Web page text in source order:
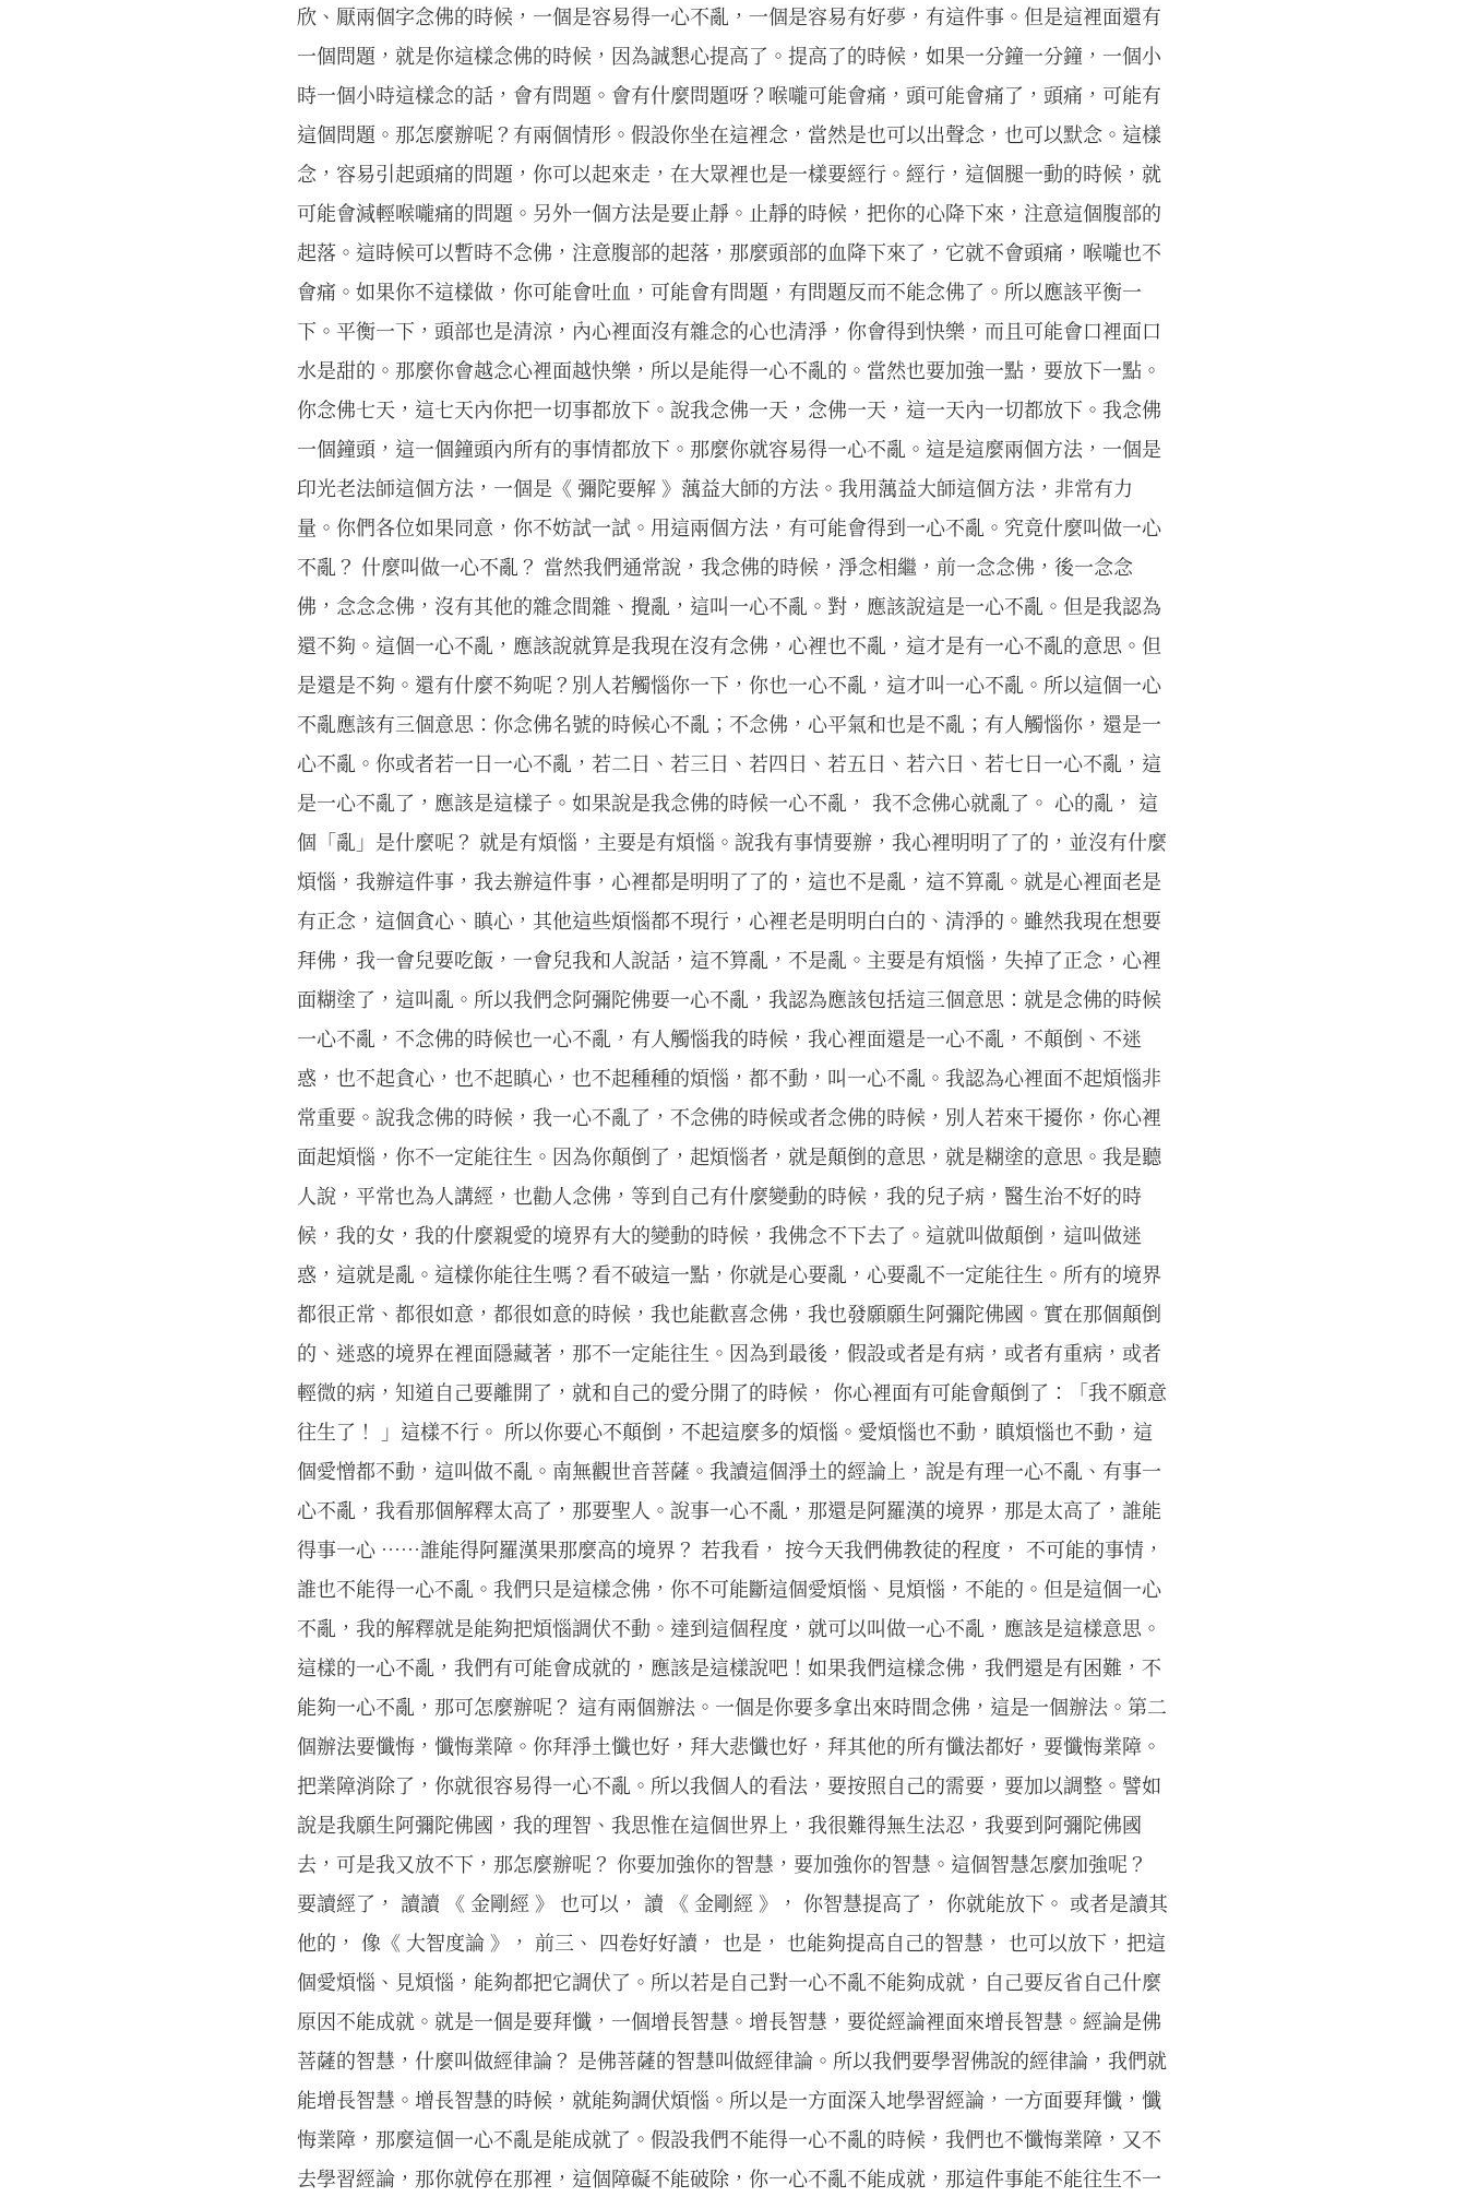
欣、厭兩個字念佛的時候，一個是容易得一心不亂，一個是容易有好夢，有這件事。但是這裡面還有
一個問題，就是你這樣念佛的時候，因為誠懇心提高了。提高了的時候，如果一分鐘一分鐘，一個小
時一個小時這樣念的話，會有問題。會有什麼問題呀？喉嚨可能會痛，頭可能會痛了，頭痛，可能有
這個問題。那怎麼辦呢？有兩個情形。假設你坐在這裡念，當然是也可以出聲念，也可以默念。這樣
念，容易引起頭痛的問題，你可以起來走，在大眾裡也是一樣要經行。經行，這個腿一動的時候，就
可能會減輕喉嚨痛的問題。另外一個方法是要止靜。止靜的時候，把你的心降下來，注意這個腹部的
起落。這時候可以暫時不念佛，注意腹部的起落，那麼頭部的血降下來了，它就不會頭痛，喉嚨也不
會痛。如果你不這樣做，你可能會吐血，可能會有問題，有問題反而不能念佛了。所以應該平衡一
下。平衡一下，頭部也是清涼，內心裡面沒有雜念的心也清淨，你會得到快樂，而且可能會口裡面口
水是甜的。那麼你會越念心裡面越快樂，所以是能得一心不亂的。當然也要加強一點，要放下一點。
你念佛七天，這七天內你把一切事都放下。說我念佛一天，念佛一天，這一天內一切都放下。我念佛
一個鐘頭，這一個鐘頭內所有的事情都放下。那麼你就容易得一心不亂。這是這麼兩個方法，一個是
印光老法師這個方法，一個是《 彌陀要解 》蕅益大師的方法。我用蕅益大師這個方法，非常有力
量。你們各位如果同意，你不妨試一試。用這兩個方法，有可能會得到一心不亂。究竟什麼叫做一心
不亂？ 什麼叫做一心不亂？ 當然我們通常說，我念佛的時候，淨念相繼，前一念念佛，後一念念
佛，念念念佛，沒有其他的雜念間雜、攪亂，這叫一心不亂。對，應該說這是一心不亂。但是我認為
還不夠。這個一心不亂，應該說就算是我現在沒有念佛，心裡也不亂，這才是有一心不亂的意思。但
是還是不夠。還有什麼不夠呢？別人若觸惱你一下，你也一心不亂，這才叫一心不亂。所以這個一心
不亂應該有三個意思：你念佛名號的時候心不亂；不念佛，心平氣和也是不亂；有人觸惱你，還是一
心不亂。你或者若一日一心不亂，若二日、若三日、若四日、若五日、若六日、若七日一心不亂，這
是一心不亂了，應該是這樣子。如果說是我念佛的時候一心不亂， 我不念佛心就亂了。 心的亂， 這
個「亂」是什麼呢？ 就是有煩惱，主要是有煩惱。說我有事情要辦，我心裡明明了了的，並沒有什麼
煩惱，我辦這件事，我去辦這件事，心裡都是明明了了的，這也不是亂，這不算亂。就是心裡面老是
有正念，這個貪心、瞋心，其他這些煩惱都不現行，心裡老是明明白白的、清淨的。雖然我現在想要
拜佛，我一會兒要吃飯，一會兒我和人說話，這不算亂，不是亂。主要是有煩惱，失掉了正念，心裡
面糊塗了，這叫亂。所以我們念阿彌陀佛要一心不亂，我認為應該包括這三個意思：就是念佛的時候
一心不亂，不念佛的時候也一心不亂，有人觸惱我的時候，我心裡面還是一心不亂，不顛倒、不迷
惑，也不起貪心，也不起瞋心，也不起種種的煩惱，都不動，叫一心不亂。我認為心裡面不起煩惱非
常重要。說我念佛的時候，我一心不亂了，不念佛的時候或者念佛的時候，別人若來干擾你，你心裡
面起煩惱，你不一定能往生。因為你顛倒了，起煩惱者，就是顛倒的意思，就是糊塗的意思。我是聽
人說，平常也為人講經，也勸人念佛，等到自己有什麼變動的時候，我的兒子病，醫生治不好的時
候，我的女，我的什麼親愛的境界有大的變動的時候，我佛念不下去了。這就叫做顛倒，這叫做迷
惑，這就是亂。這樣你能往生嗎？看不破這一點，你就是心要亂，心要亂不一定能往生。所有的境界
都很正常、都很如意，都很如意的時候，我也能歡喜念佛，我也發願願生阿彌陀佛國。實在那個顛倒
的、迷惑的境界在裡面隱藏著，那不一定能往生。因為到最後，假設或者是有病，或者有重病，或者
輕微的病，知道自己要離開了，就和自己的愛分開了的時候， 你心裡面有可能會顛倒了：「我不願意
往生了！ 」這樣不行。 所以你要心不顛倒，不起這麼多的煩惱。愛煩惱也不動，瞋煩惱也不動，這
個愛憎都不動，這叫做不亂。南無觀世音菩薩。我讀這個淨土的經論上，說是有理一心不亂、有事一
心不亂，我看那個解釋太高了，那要聖人。說事一心不亂，那還是阿羅漢的境界，那是太高了，誰能
得事一心 ⋯⋯誰能得阿羅漢果那麼高的境界？ 若我看， 按今天我們佛教徒的程度， 不可能的事情，
誰也不能得一心不亂。我們只是這樣念佛，你不可能斷這個愛煩惱、見煩惱，不能的。但是這個一心
不亂，我的解釋就是能夠把煩惱調伏不動。達到這個程度，就可以叫做一心不亂，應該是這樣意思。
這樣的一心不亂，我們有可能會成就的，應該是這樣說吧！如果我們這樣念佛，我們還是有困難，不
能夠一心不亂，那可怎麼辦呢？ 這有兩個辦法。一個是你要多拿出來時間念佛，這是一個辦法。第二
個辦法要懺悔，懺悔業障。你拜淨土懺也好，拜大悲懺也好，拜其他的所有懺法都好，要懺悔業障。
把業障消除了，你就很容易得一心不亂。所以我個人的看法，要按照自己的需要，要加以調整。譬如
說是我願生阿彌陀佛國，我的理智、我思惟在這個世界上，我很難得無生法忍，我要到阿彌陀佛國
去，可是我又放不下，那怎麼辦呢？ 你要加強你的智慧，要加強你的智慧。這個智慧怎麼加強呢？
要讀經了， 讀讀 《 金剛經 》 也可以， 讀 《 金剛經 》， 你智慧提高了， 你就能放下。 或者是讀其
他的， 像《 大智度論 》， 前三、 四卷好好讀， 也是， 也能夠提高自己的智慧， 也可以放下，把這
個愛煩惱、見煩惱，能夠都把它調伏了。所以若是自己對一心不亂不能夠成就，自己要反省自己什麼
原因不能成就。就是一個是要拜懺，一個增長智慧。增長智慧，要從經論裡面來增長智慧。經論是佛
菩薩的智慧，什麼叫做經律論？ 是佛菩薩的智慧叫做經律論。所以我們要學習佛說的經律論，我們就
能增長智慧。增長智慧的時候，就能夠調伏煩惱。所以是一方面深入地學習經論，一方面要拜懺，懺
悔業障，那麼這個一心不亂是能成就了。假設我們不能得一心不亂的時候，我們也不懺悔業障，又不
去學習經論，那你就停在那裡，這個障礙不能破除，你一心不亂不能成就，那這件事能不能往生不一